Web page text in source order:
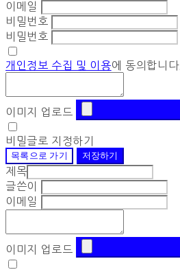
이메일
비밀번호
비밀번호
개인정보 수집 및 이용에 동의합니다.
이미지 업로드
비밀글로 지정하기
목록으로 가기
저장하기
제목
글쓴이
이메일
이미지 업로드